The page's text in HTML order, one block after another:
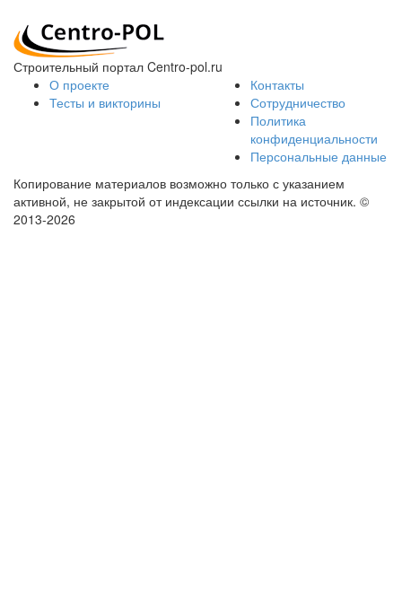
Строительный портал Centro-pol.ru
О проекте
Тесты и викторины
Контакты
Сотрудничество
Политика
конфиденциальности
Персональные данные
Копирование материалов возможно только с указанием
активной, не закрытой от индексации ссылки на источник. ©
2013-2026